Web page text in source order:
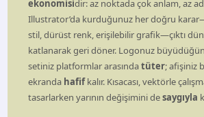
ekonomisidir: az noktada çok anlam, az
Illustrator’da kurduğunuz her doğru
stil, dürüst renk, erişilebilir grafik—çıktı
katlanarak geri döner. Logonuz
setiniz platformlar arasındatüter; afişiniz
ekranda hafifkalır. Kısacası, vektörle
tasarlarken yarının değişimini desaygıyla